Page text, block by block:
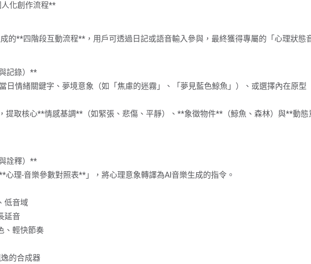
字、歌曲、巧合事件。
蒐集個人專屬的象徵素材。
想像」**
夢中的「黑暗森林」或對某人的強烈反感）。
展，**不批判**地觀察它如何變化。
：問它「你想告訴我什麼？」「你為何出現在我生命中？」
地圖」**
理性 vs 感性、討好他人 vs 堅持己見）。
程師」與「自由藝術家」），用圖畫或隱喻描述兩者。
是什麼？**（例如：皆渴望「創造有價值的事物」）
合對立面的更高視角。
化創作流程**
的**四階段互動流程**，用戶可透過日記或語音輸入參與，最終獲得專屬的「心理狀態
記錄）**
日情緒關鍵字、夢境意象（如「焦慮的迷霧」、「夢見藍色鯨魚」）、或選擇內在原型
提取核心**情感基調**（如緊張、悲傷、平靜）、**象徵物件**（鯨魚、森林）與**動態
詮釋）**
理-音樂參數對照表**」，將心理意象轉譯為AI音樂生成的指令。
低音域
延音
、輕快節奏
的合成器